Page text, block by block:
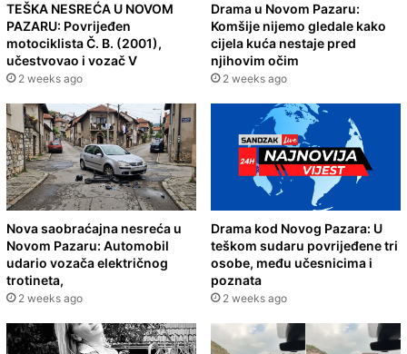
TEŠKA NESREĆA U NOVOM
PAZARU: Povrijeđen
motociklista Č. B. (2001),
učestvovao i vozač V
2 weeks ago
Drama u Novom Pazaru:
Komšije nijemo gledale kako
cijela kuća nestaje pred
njihovim očim
2 weeks ago
Nova saobraćajna nesreća u
Novom Pazaru: Automobil
udario vozača električnog
trotineta,
2 weeks ago
Drama kod Novog Pazara: U
teškom sudaru povrijeđene tri
osobe, među učesnicima i
poznata
2 weeks ago